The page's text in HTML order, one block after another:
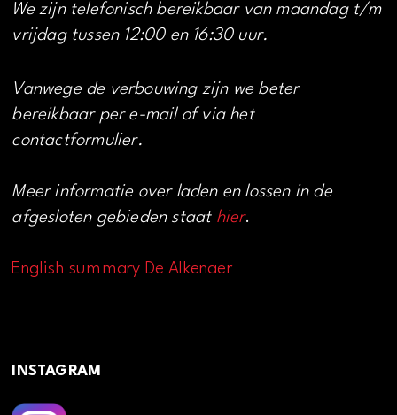
We zijn telefonisch bereikbaar van maandag t/m
vrijdag tussen 12:00 en 16:30 uur.
Vanwege de verbouwing zijn we beter
bereikbaar per e-mail of via het
contactformulier.
Meer informatie over laden en lossen in de
afgesloten gebieden staat hier.
English summary De Alkenaer
INSTAGRAM